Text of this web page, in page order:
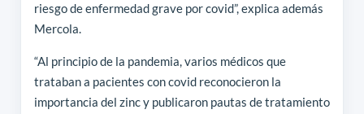
riesgo de enfermedad grave por covid”, explica además
Mercola.
“Al principio de la pandemia, varios médicos que
trataban a pacientes con covid reconocieron la
importancia del zinc y publicaron pautas de tratamiento